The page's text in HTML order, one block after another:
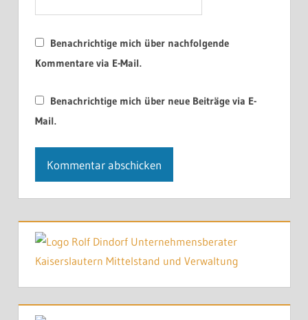
Benachrichtige mich über nachfolgende
Kommentare via E-Mail.
Benachrichtige mich über neue Beiträge via E-
Mail.